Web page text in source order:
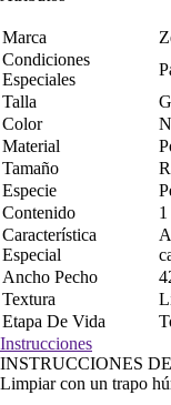
Marca
Condiciones
Especiales
Talla
Color
Material
Tamaño
Especie
Contenido
1
Característica
Especial
Ancho Pecho
Textura
Etapa De Vida
Instrucciones
INSTRUCCIONES
Limpiar con un trapo